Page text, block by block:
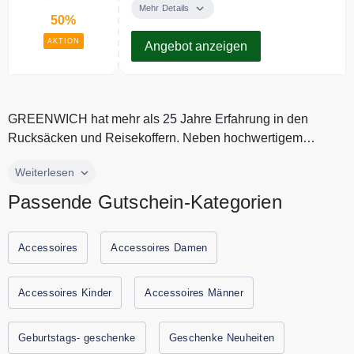
50%
AKTION
Rabatt auf ausgewählte Taschen
Mehr Details
Angebot anzeigen
GREENWICH hat mehr als 25 Jahre Erfahrung in den
Rucksäcken und Reisekoffern. Neben hochwertigem
GREENWICH hat mehr als 25 Jahre Erfahrung in den
Reisegepäck finden Sie bei GREENWICH Taschen,
jetzt durch Urlaubs-Gutscheine mit den aktuellen
Gutscheinen und Rabattaktionen von GREENWICH.
Weiterlesen
Passende Gutschein-Kategorien
Accessoires Accessoires Damen
Accessoires Kinder Accessoires Männer
Geburtstags- geschenke Geschenke Neuheiten